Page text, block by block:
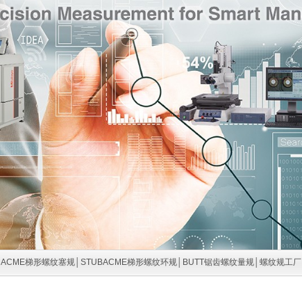
ACME梯形螺纹塞规│STUBACME梯形螺纹环规│BUTT锯齿螺纹量规│螺纹规工厂